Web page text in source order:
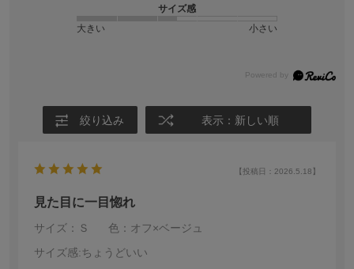
サイズ感
大きい
小さい
絞り込み 表示：新しい順
【投稿日：2026.5.18】
見た目に一目惚れ
サイズ：Ｓ
色：オフ×ベージュ
サイズ感:ちょうどいい